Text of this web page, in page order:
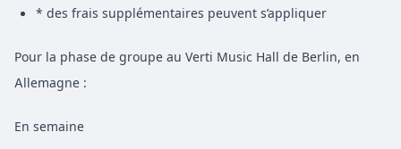
* des frais supplémentaires peuvent s’appliquer
Pour la phase de groupe au Verti Music Hall de Berlin, en
Allemagne :
En semaine